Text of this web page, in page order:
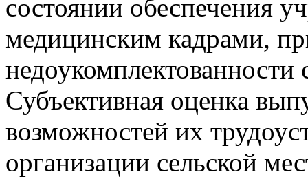
состоянии обеспечения
медицинским кадрами,
недоукомплектованности
Субъективная оценка
возможностей их
организации сельской